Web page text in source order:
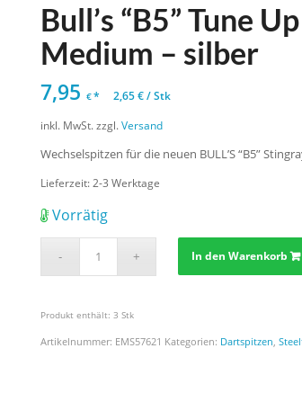
Bull’s “B5” Tune
Medium – silber
7,95€* 2,65€/Stk
inkl. MwSt. zzgl.Versand
Wechselspitzen für die neuen BULL’S “B5”
Lieferzeit: 2-3 Werktage
Vorrätig
In den Warenkorb
Produkt enthält: 3Stk
Artikelnummer: EMS57621 Kategorien: Dartspitzen ,